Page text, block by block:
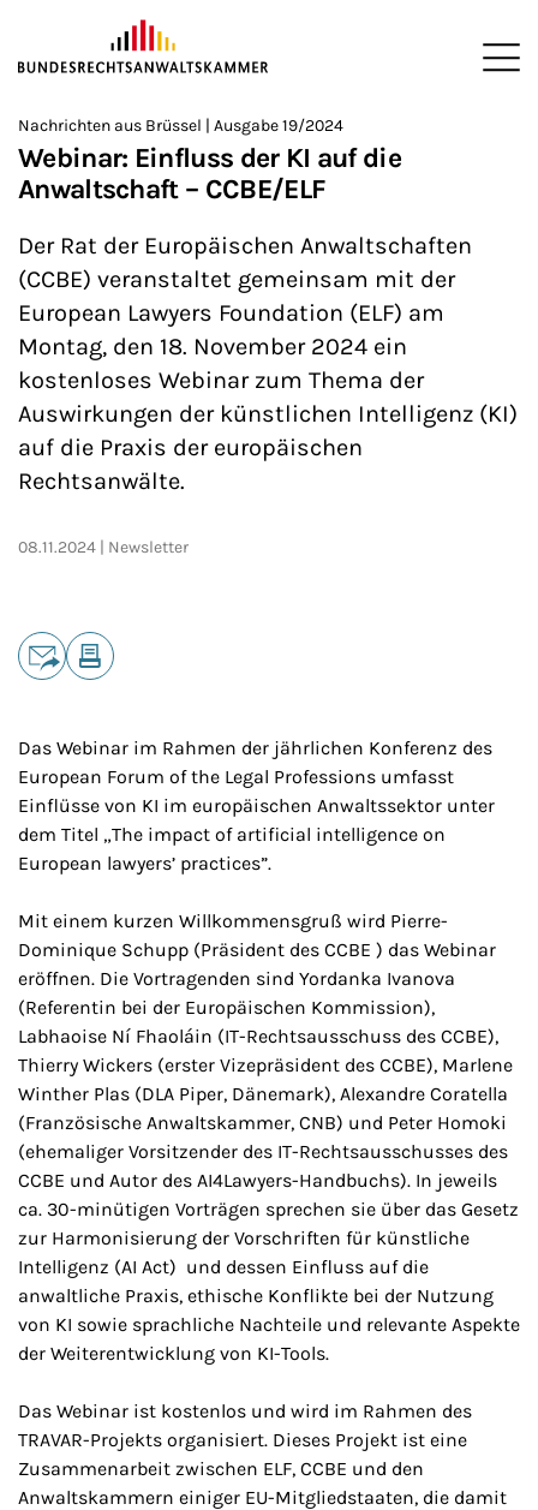
ZUM HAUPTINHALT SPRINGEN
Sie befinden sich hier:
>
Startseite
>
Newsroom
>
Newsletter
>
Nachrichten aus Brüssel
Nachrichten aus Brüssel | Ausgabe 19/2024
Webinar: Einfluss der KI auf die
Anwaltschaft – CCBE/ELF
Der Rat der Europäischen Anwaltschaften
(CCBE) veranstaltet gemeinsam mit der
European Lawyers Foundation (ELF) am
Montag, den 18. November 2024 ein
kostenloses Webinar zum Thema der
Auswirkungen der künstlichen Intelligenz (KI)
auf die Praxis der europäischen
Rechtsanwälte.
08.11.2024 Newsletter
Teilen
Das Webinar im Rahmen der jährlichen Konferenz des
European Forum of the Legal Professions umfasst
Einflüsse von KI im europäischen Anwaltssektor unter
dem Titel „The impact of artificial intelligence on
European lawyers’ practices”.
Mit einem kurzen Willkommensgruß wird Pierre-
Dominique Schupp (Präsident des CCBE ) das Webinar
eröffnen. Die Vortragenden sind Yordanka Ivanova
(Referentin bei der Europäischen Kommission),
Labhaoise Ní Fhaoláin (IT-Rechtsausschuss des CCBE),
Thierry Wickers (erster Vizepräsident des CCBE), Marlene
Winther Plas (DLA Piper, Dänemark), Alexandre Coratella
(Französische Anwaltskammer, CNB) und Peter Homoki
(ehemaliger Vorsitzender des IT-Rechtsausschusses des
CCBE und Autor des AI4Lawyers-Handbuchs). In jeweils
ca. 30-minütigen Vorträgen sprechen sie über das Gesetz
zur Harmonisierung der Vorschriften für künstliche
Intelligenz (AI Act) und dessen Einfluss auf die
anwaltliche Praxis, ethische Konflikte bei der Nutzung
von KI sowie sprachliche Nachteile und relevante Aspekte
der Weiterentwicklung von KI-Tools.
Das Webinar ist kostenlos und wird im Rahmen des
TRAVAR-Projekts organisiert. Dieses Projekt ist eine
Zusammenarbeit zwischen ELF, CCBE und den
Anwaltskammern einiger EU-Mitgliedstaaten, die damit